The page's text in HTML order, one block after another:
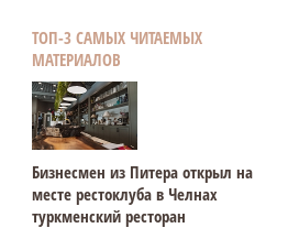
ТОП-3 САМЫХ ЧИТАЕМЫХ
МАТЕРИАЛОВ
Бизнесмен из Питера открыл на
месте рестоклуба в Челнах
туркменский ресторан